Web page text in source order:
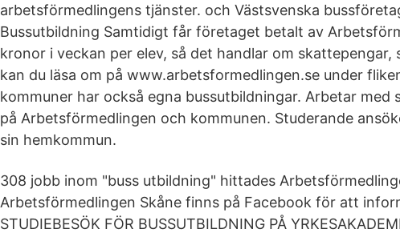
arbetsförmedlingens tjänster. och Västsvenska
Bussutbildning Samtidigt får företaget betalt av
kronor i veckan per elev, så det handlar om
kan du läsa om på www.arbetsformedlingen.se under
kommuner har också egna bussutbildningar. Arbetar
på Arbetsförmedlingen och kommunen. Studerande
sin hemkommun.
308 jobb inom "buss utbildning" hittades
Arbetsförmedlingen Skåne finns på Facebook för att
STUDIEBESÖK FÖR BUSSUTBILDNING PÅ